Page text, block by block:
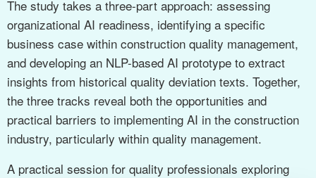
The study takes a three-part approach: assessing
organizational AI readiness, identifying a specific
business case within construction quality management,
and developing an NLP-based AI prototype to extract
insights from historical quality deviation texts. Together,
the three tracks reveal both the opportunities and
practical barriers to implementing AI in the construction
industry, particularly within quality management.
A practical session for quality professionals exploring